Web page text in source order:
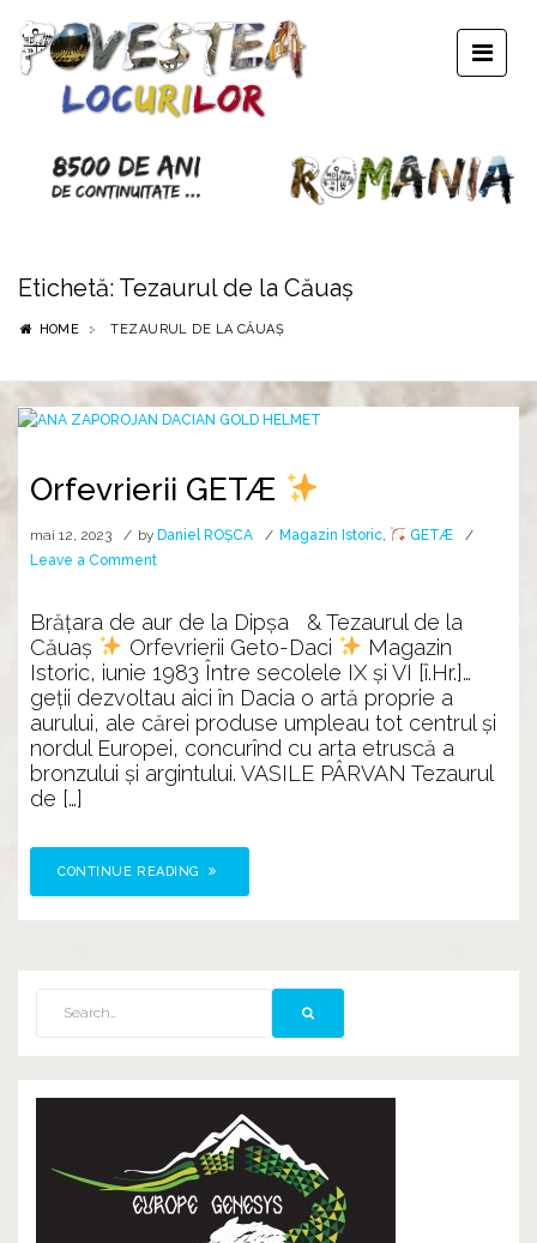
Etichetă: Tezaurul de la Căuaș
HOME TEZAURUL DE LA CĂUAȘ
Orfevrierii GETÆ
mai 12, 2023 by Daniel ROȘCA Magazin Istoric
GETÆ
Leave a Commenton
Brățara de aur de la Dipșa & Tezaurul de la
Căuaș
Orfevrierii Geto-Daci
Magazin
Istoric, iunie 1983 Între secolele IX şi VI [î.Hr.]…
geții dezvoltau aici în Dacia o artă proprie a
aurului, ale cărei produse umpleau tot centrul şi
nordul Europei, concurînd cu arta etruscă a
bronzului şi argintului. VASILE PÂRVAN Tezaurul
de […]
CONTINUE READING